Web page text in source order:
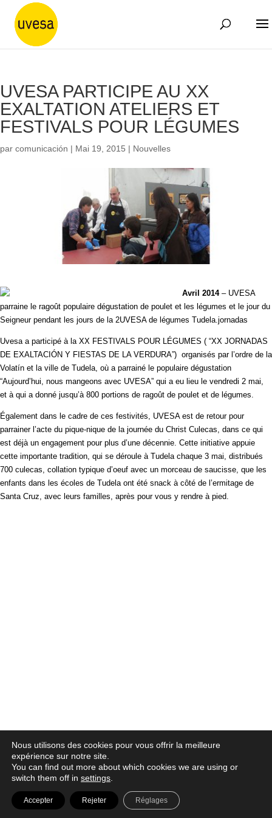
UVESA PARTICIPE AU XX
EXALTATION ATELIERS ET
FESTIVALS POUR LÉGUMES
par comunicación | Mai 19, 2015 | Nouvelles
Avril 2014– UVESA
parraine le ragoût populaire dégustation de poulet et les légumes et le jour du
Seigneur pendant les jours de la 2UVESA de légumes Tudela.jornadas
Uvesa a participé à la XX FESTIVALS POUR LÉGUMES ( “XX JORNADAS
DE EXALTACIÓN Y FIESTAS DE LA VERDURA”) organisés par l’ordre de la
Volatín et la ville de Tudela, où a parrainé le populaire dégustation
“Aujourd’hui, nous mangeons avec UVESA” qui a eu lieu le vendredi 2 mai,
et à qui a donné jusqu’à 800 portions de ragoût de poulet et de légumes.
Également dans le cadre de ces festivités, UVESA est de retour pour
parrainer l’acte du pique-nique de la journée du Christ Culecas, dans ce qui
est déjà un engagement pour plus d’une décennie. Cette initiative appuie
cette importante tradition, qui se déroule à Tudela chaque 3 mai, distribués
700 culecas, collation typique d’oeuf avec un morceau de saucisse, que les
enfants dans les écoles de Tudela ont été snack à côté de l’ermitage de
Santa Cruz, avec leurs familles, après pour vous y rendre à pied.
© 2026 |Política de privacidad|Aviso legal
Política de cookies|Contacto |
Nous utilisons des cookies pour vous offrir la meilleure
expérience sur notre site.
You can find out more about which cookies we are using or
switch them off in settings
Accepter Rejeter Réglages